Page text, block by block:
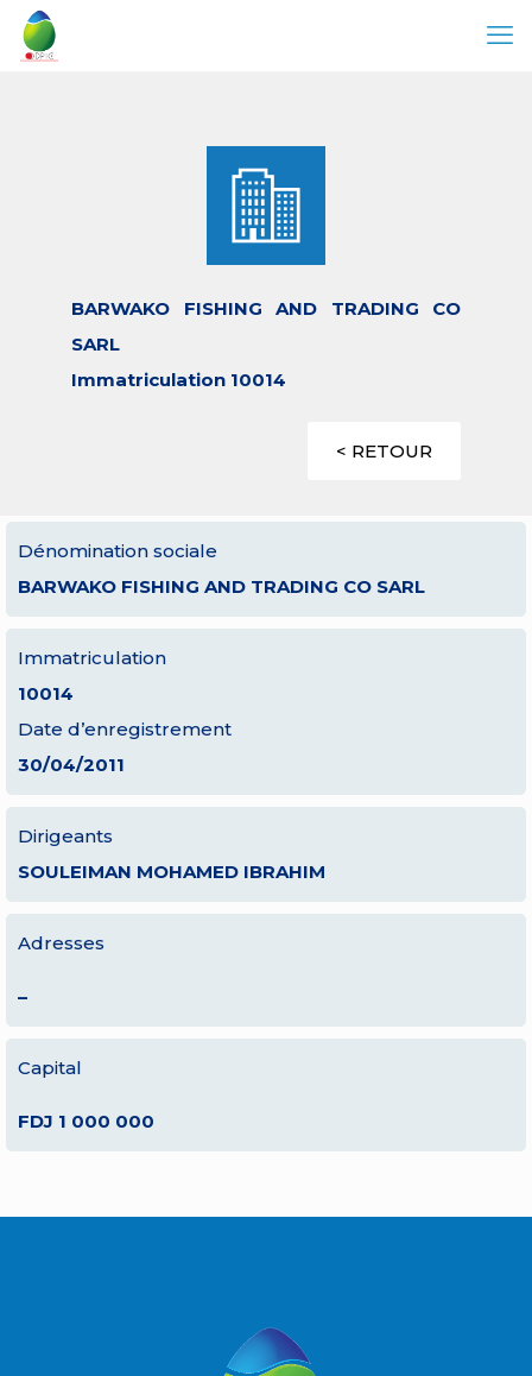
BARWAKO FISHING AND TRADING CO
SARL
Immatriculation 10014
< RETOUR
Dénomination sociale
BARWAKO FISHING AND TRADING CO SARL
Immatriculation
10014
Date d’enregistrement
30/04/2011
Dirigeants
SOULEIMAN MOHAMED IBRAHIM
Adresses
–
Capital
FDJ 1 000 000